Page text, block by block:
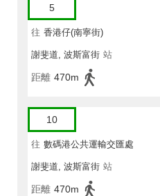
5
往 香港仔(南寧街)
謝斐道, 波斯富街 站
距離 470m
10
往 數碼港公共運輸交匯處
謝斐道, 波斯富街 站
距離 470m